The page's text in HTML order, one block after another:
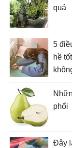
quả
5
hề
phổi
Đây